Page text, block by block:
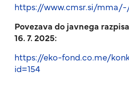
https://www.cmsr.si/
Povezava do javnega
16. 7. 2025:
https://eko-fond.co.me/
id=154